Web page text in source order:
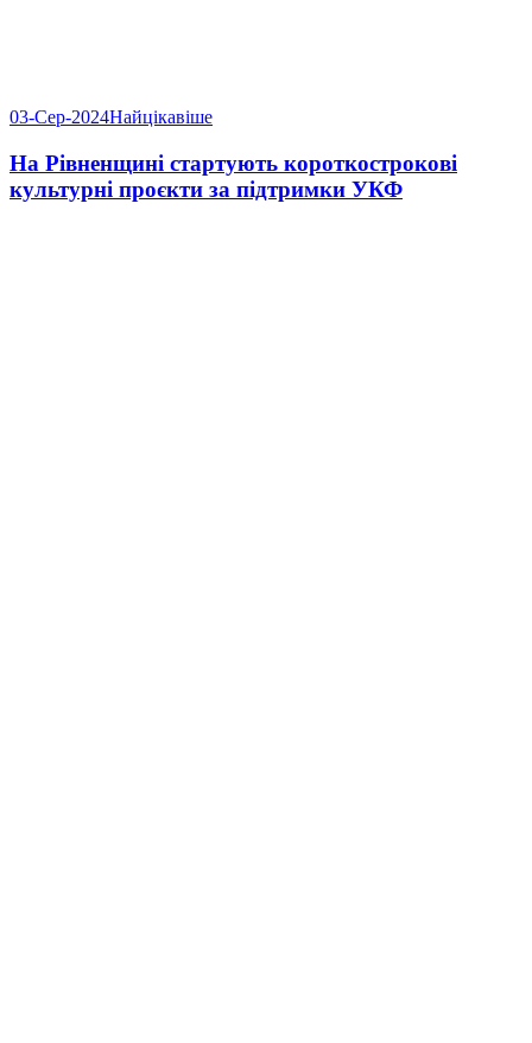
03-Сер-2024Найцікавіше
На Рівненщині стартують короткострокові
культурні проєкти за підтримки УКФ